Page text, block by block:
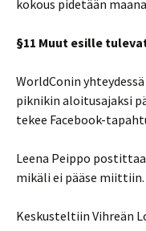
kokous pidetään
§11 Muut esille
WorldConin
piknikin aloitusajaksi
tekee Facebook-
Leena Peippo
mikäli ei pääse miittiin.
Keskusteltiin Vihreän